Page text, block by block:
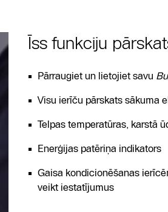
Īss funkciju
Pārraugiet un lietojiet savu
Visu ierīču pārskats sākuma
Telpas temperatūras, karstā
Enerģijas patēriņa indikators
Gaisa kondicionēšanas
veikt iestatījumus